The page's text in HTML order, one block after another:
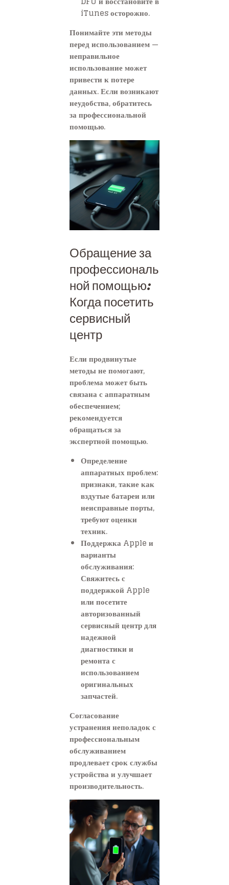
iTunes осторожно.
Понимайте эти методы
перед использованием —
неправильное
использование может
привести к потере
данных. Если возникают
неудобства, обратитесь
за профессиональной
помощью.
Обращение за
профессиональ
ной помощью:
Когда посетить
сервисный
центр
Если продвинутые
методы не помогают,
проблема может быть
связана с аппаратным
обеспечением;
рекомендуется
обращаться за
экспертной помощью.
Определение
аппаратных проблем:
признаки, такие как
вздутые батареи или
неисправные порты,
требуют оценки
техник.
Поддержка Apple и
варианты
обслуживания:
Свяжитесь с
поддержкой Apple
или посетите
авторизованный
сервисный центр для
надежной
диагностики и
ремонта с
использованием
оригинальных
запчастей.
Согласование
устранения неполадок с
профессиональным
обслуживанием
продлевает срок службы
устройства и улучшает
производительность.